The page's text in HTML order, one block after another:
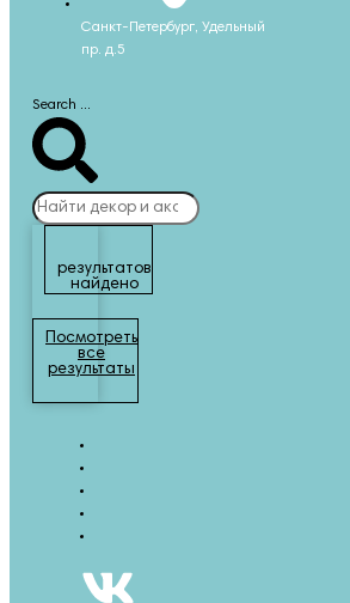
Санкт-Петербург, Удельный
пр. д.5
Search ...
результатов
найдено
Посмотреть
все
результаты